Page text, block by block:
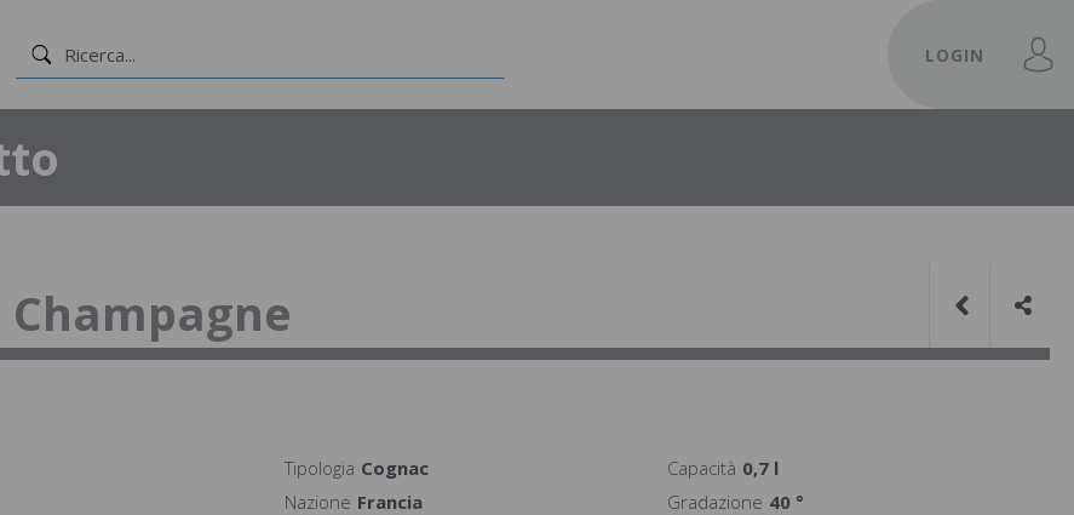
LOGIN
Champagne
Tipologia Cognac Capacità 0,7 l
Nazione Francia Gradazione 40 °